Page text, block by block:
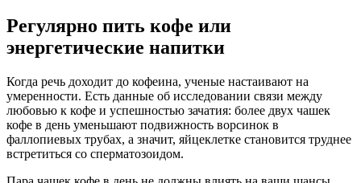
Регулярно пить кофе или
энергетические напитки
Когда речь доходит до кофеина, ученые настаивают на
умеренности. Есть данные об исследовании связи между
любовью к кофе и успешностью зачатия: более двух чашек
кофе в день уменьшают подвижность ворсинок в
фаллопиевых трубах, а значит, яйцеклетке становится труднее
встретиться со сперматозоидом.